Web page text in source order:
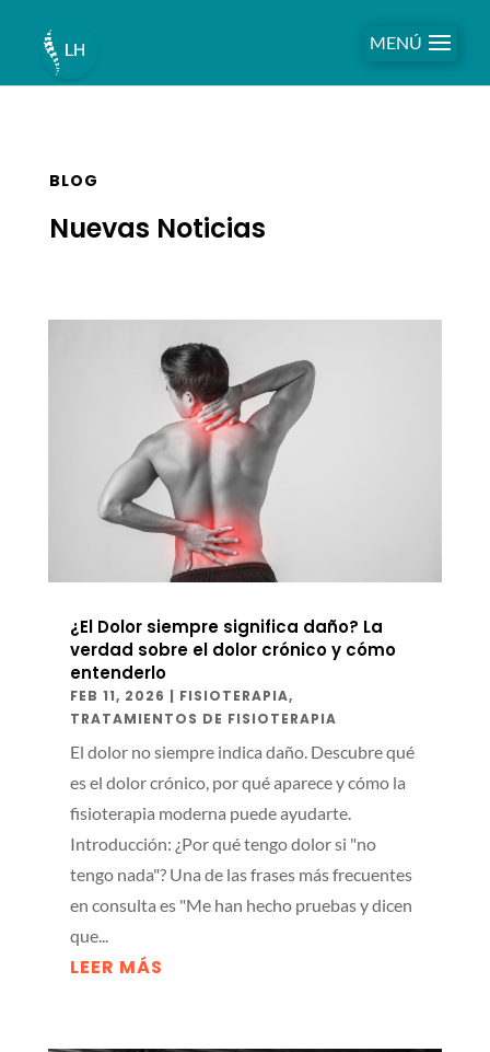
MENÚ
BLOG
Nuevas Noticias
¿El Dolor siempre significa daño? La
verdad sobre el dolor crónico y cómo
entenderlo
FEB 11, 2026 | FISIOTERAPIA,
TRATAMIENTOS DE FISIOTERAPIA
El dolor no siempre indica daño. Descubre qué
es el dolor crónico, por qué aparece y cómo la
fisioterapia moderna puede ayudarte.
Introducción: ¿Por qué tengo dolor si "no
tengo nada"? Una de las frases más frecuentes
en consulta es "Me han hecho pruebas y dicen
que...
LEER MÁS